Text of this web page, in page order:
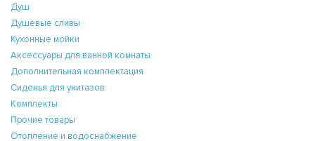
Душ
Душевые сливы
Кухонные мойки
Аксессуары для ванной комнаты
Дополнительная комплектация
Сиденья для унитазов
Комплекты
Прочие товары
Отопление и водоснабжение